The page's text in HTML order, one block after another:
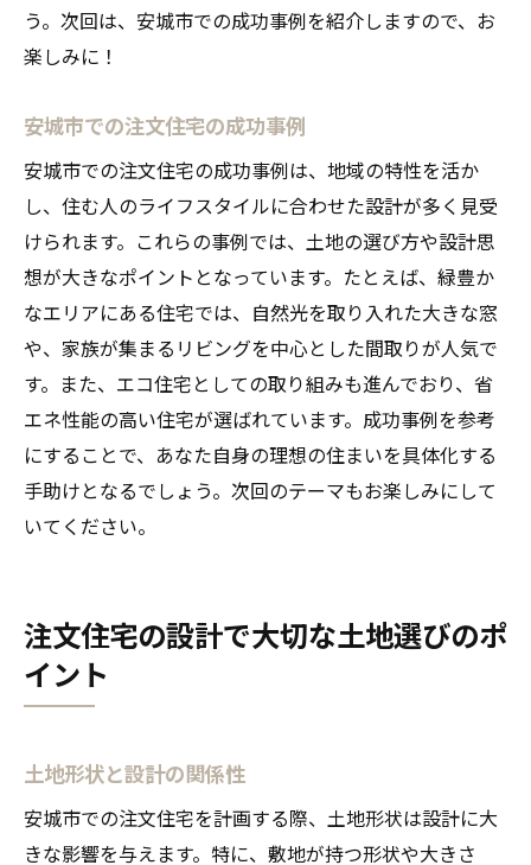
う。次回は、安城市での成功事例を紹介しますので、お
楽しみに！
安城市での注文住宅の成功事例
安城市での注文住宅の成功事例は、地域の特性を活か
し、住む人のライフスタイルに合わせた設計が多く見受
けられます。これらの事例では、土地の選び方や設計思
想が大きなポイントとなっています。たとえば、緑豊か
なエリアにある住宅では、自然光を取り入れた大きな窓
や、家族が集まるリビングを中心とした間取りが人気で
す。また、エコ住宅としての取り組みも進んでおり、省
エネ性能の高い住宅が選ばれています。成功事例を参考
にすることで、あなた自身の理想の住まいを具体化する
手助けとなるでしょう。次回のテーマもお楽しみにして
いてください。
注文住宅の設計で大切な土地選びのポ
イント
土地形状と設計の関係性
安城市での注文住宅を計画する際、土地形状は設計に大
きな影響を与えます。特に、敷地が持つ形状や大きさ